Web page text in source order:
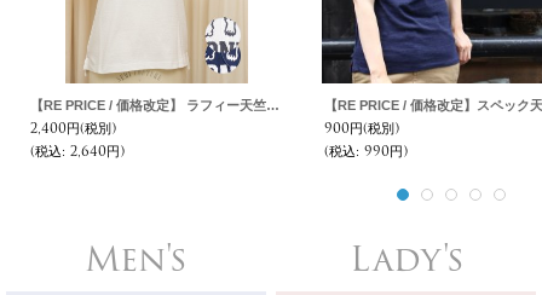
【RE PRICE / 価格改定】 ラフィー天竺"REDMOND"クルーネックポケット付きカットソー[Lady's]【MADE IN JAPAN】 / Upscape Audience
2,400円(税別)
(税込: 2,640円)
900円(税別)
(税込: 990円)
Men's Lady's